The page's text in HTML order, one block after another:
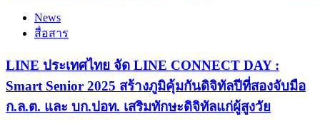
News
สื่อสาร
LINE ประเทศไทย จัด LINE CONNECT DAY :
Smart Senior 2025 สร้างภูมิคุ้มกันดิจิทัลปีที่สองจับมือ
ก.ล.ต. และ บก.ปอท. เสริมทักษะดิจิทัลแก่ผู้สูงวัย